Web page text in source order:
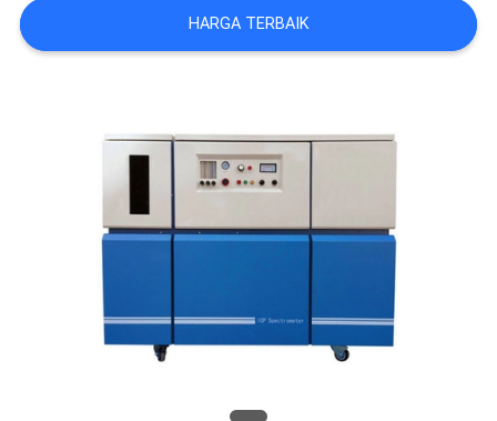
PRIVACY
HARGA TERBAIK